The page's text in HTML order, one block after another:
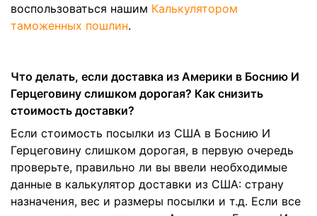
воспользоваться нашим Калькулятором
таможенных пошлин.
Что делать, если доставка из Америки в Боснию И
Герцеговину слишком дорогая? Как снизить
стоимость доставки?
Если стоимость посылки из США в Боснию И
Герцеговину слишком дорогая, в первую очередь
проверьте, правильно ли вы ввели необходимые
данные в калькулятор доставки из США: страну
назначения, вес и размеры посылки и т.д. Если все